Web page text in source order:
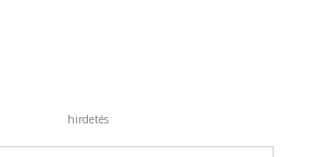
hirdetés